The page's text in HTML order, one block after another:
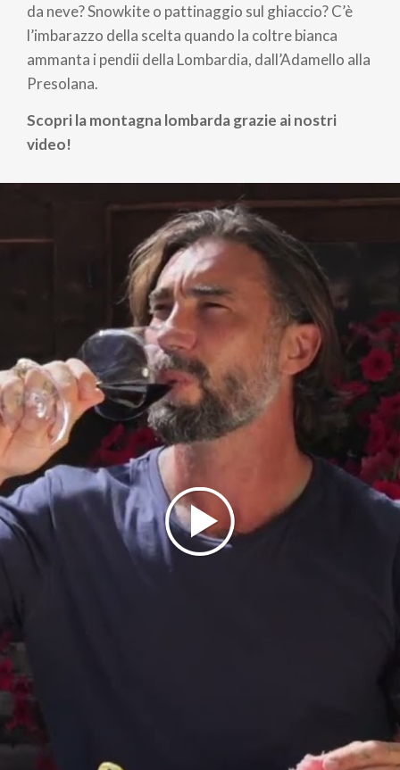
da neve? Snowkite o pattinaggio sul ghiaccio? C’è
l’imbarazzo della scelta quando la coltre bianca
ammanta i pendii della Lombardia, dall’Adamello alla
Presolana.
Scopri la montagna lombarda grazie ai nostri
video!